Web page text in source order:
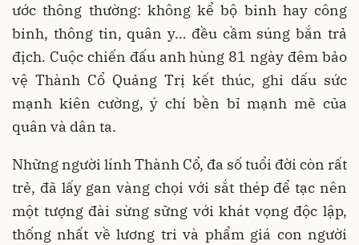
ước thông thường: không kể bộ binh hay công
binh, thông tin, quân y… đều cầm súng bắn trả
địch. Cuộc chiến đấu anh hùng 81 ngày đêm bảo
vệ Thành Cổ Quảng Trị kết thúc, ghi dấu sức
mạnh kiên cường, ý chí bền bỉ mạnh mẽ của
quân và dân ta.
Những người lính Thành Cổ, đa số tuổi đời còn rất
trẻ, đã lấy gan vàng chọi với sắt thép để tạc nên
một tượng đài sừng sững với khát vọng độc lập,
thống nhất về lương tri và phẩm giá con người